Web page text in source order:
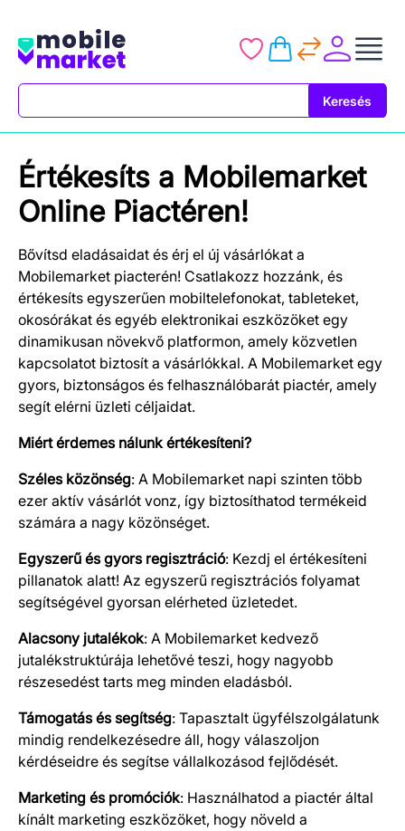
Keresés
Értékesíts a Mobilemarket
Online Piactéren!
Bővítsd eladásaidat és érj el új vásárlókat a
Mobilemarket piacterén! Csatlakozz hozzánk, és
értékesíts egyszerűen mobiltelefonokat, tableteket,
okosórákat és egyéb elektronikai eszközöket egy
dinamikusan növekvő platformon, amely közvetlen
kapcsolatot biztosít a vásárlókkal. A Mobilemarket egy
gyors, biztonságos és felhasználóbarát piactér, amely
segít elérni üzleti céljaidat.
Miért érdemes nálunk értékesíteni?
Széles közönség: A Mobilemarket napi szinten több
ezer aktív vásárlót vonz, így biztosíthatod termékeid
számára a nagy közönséget.
Egyszerű és gyors regisztráció: Kezdj el értékesíteni
pillanatok alatt! Az egyszerű regisztrációs folyamat
segítségével gyorsan elérheted üzletedet.
Alacsony jutalékok: A Mobilemarket kedvező
jutalékstruktúrája lehetővé teszi, hogy nagyobb
részesedést tarts meg minden eladásból.
Támogatás és segítség: Tapasztalt ügyfélszolgálatunk
mindig rendelkezésedre áll, hogy válaszoljon
kérdéseidre és segítse vállalkozásod fejlődését.
Marketing és promóciók: Használhatod a piactér által
kínált marketing eszközöket, hogy növeld a